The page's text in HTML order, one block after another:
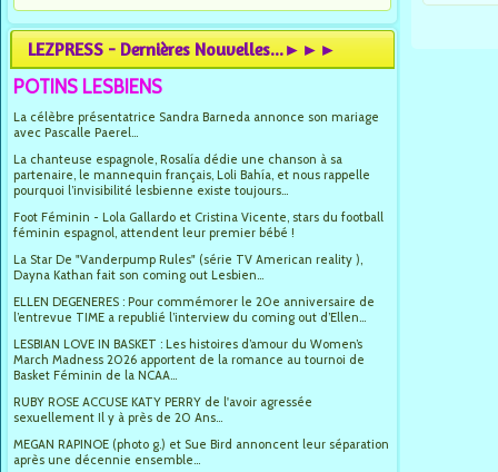
LEZPRESS - Dernières Nouvelles...►►►
POTINS LESBIENS
La célèbre présentatrice Sandra Barneda annonce son mariage
avec Pascalle Paerel...
La chanteuse espagnole, Rosalía dédie une chanson à sa
partenaire, le mannequin français, Loli Bahía, et nous rappelle
pourquoi l’invisibilité lesbienne existe toujours...
Foot Féminin - Lola Gallardo et Cristina Vicente, stars du football
féminin espagnol, attendent leur premier bébé !
La Star De "Vanderpump Rules" (série TV American reality ),
Dayna Kathan fait son coming out Lesbien...
ELLEN DEGENERES : Pour commémorer le 20e anniversaire de
l’entrevue TIME a republié l’interview du coming out d’Ellen...
LESBIAN LOVE IN BASKET : Les histoires d’amour du Women’s
March Madness 2026 apportent de la romance au tournoi de
Basket Féminin de la NCAA...
RUBY ROSE ACCUSE KATY PERRY de l'avoir agressée
sexuellement Il y à près de 20 Ans...
MEGAN RAPINOE (photo g.) et Sue Bird annoncent leur séparation
après une décennie ensemble...